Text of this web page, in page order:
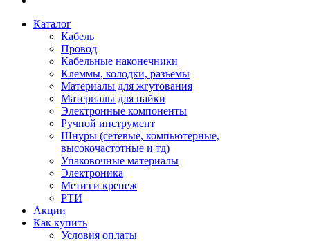
Каталог
Кабель
Провод
Кабельные наконечники
Клеммы, колодки, разъемы
Материалы для жгутования
Материалы для пайки
Электронные компоненты
Ручной инструмент
Шнуры (сетевые, компьютерные,
высокочастотные и тд)
Упаковочные материалы
Электроника
Метиз и крепеж
РТИ
Акции
Как купить
Условия оплаты